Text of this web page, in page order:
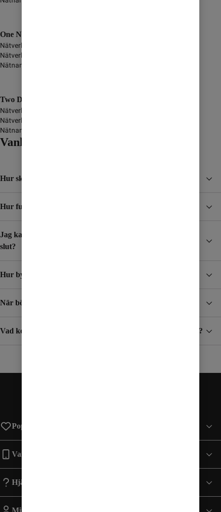
One NZ
Nätverksnamn
Nätverkstyp
Nätnamn i display
Two Degrees Networks Limited
Nätverksnamn
Nätverkstyp
Nätnamn i display
Vanliga frågor och svar
Hur skyddar jag mig från höga kostnader i utlandet?
Hur funkar Surfpaket?
Jag kar skaffat ett Surfpaket, hur vet jag när det börjar ta
slut?
Hur byter jag mobilabonnemang?
När börjar jag betala för surf och samtal i utlandet?
Vad kostar det att ta emot SMS/MMS när jag är utomlands?
Populära sidor
Varumärken
Hjälp
Mitt Konto